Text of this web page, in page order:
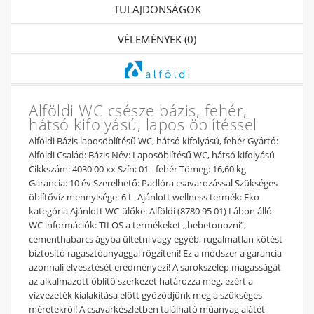
TULAJDONSÁGOK
VÉLEMÉNYEK (0)
Alföldi WC csésze bázis, fehér,
hátsó kifolyású, lapos öblítéssel
Alföldi Bázis laposöblítésű WC, hátsó kifolyású, fehér Gyártó:
Alföldi Család: Bázis Név: Laposöblítésű WC, hátsó kifolyású
Cikkszám: 4030 00 xx Szín: 01 - fehér Tömeg: 16,60 kg
Garancia: 10 év Szerelhető: Padlóra csavarozással Szükséges
öblítővíz mennyisége: 6 L Ajánlott wellness termék: Eko
kategória Ajánlott WC-ülőke: Alföldi (8780 95 01) Lábon álló
WC információk: TILOS a termékeket ,,bebetonozni”,
cementhabarcs ágyba ültetni vagy egyéb, rugalmatlan kötést
biztosító ragasztóanyaggal rögzíteni! Ez a módszer a garancia
azonnali elvesztését eredményezi! A sarokszelep magasságát
az alkalmazott öblítő szerkezet határozza meg, ezért a
vízvezeték kialakítása előtt győződjünk meg a szükséges
méretekről! A csavarkészletben található műanyag alátét